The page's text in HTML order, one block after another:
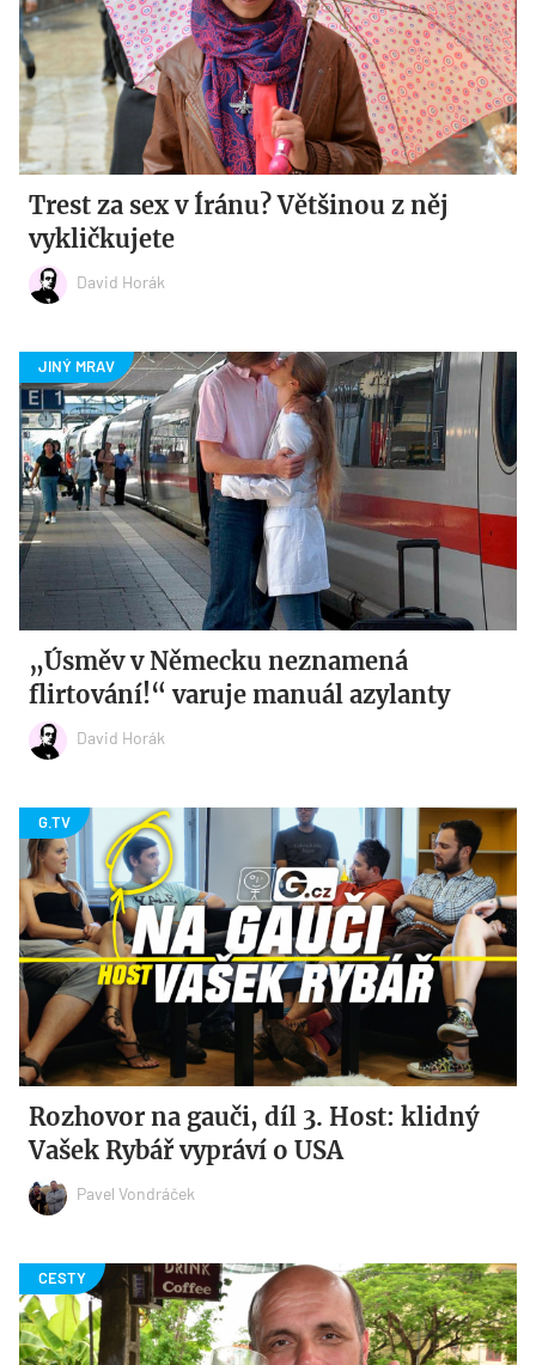
Trest za sex v Íránu? Většinou z něj
vykličkujete
David Horák
„Úsměv v Německu neznamená
flirtování!“ varuje manuál azylanty
David Horák
Rozhovor na gauči, díl 3. Host: klidný
Vašek Rybář vypráví o USA
Pavel Vondráček